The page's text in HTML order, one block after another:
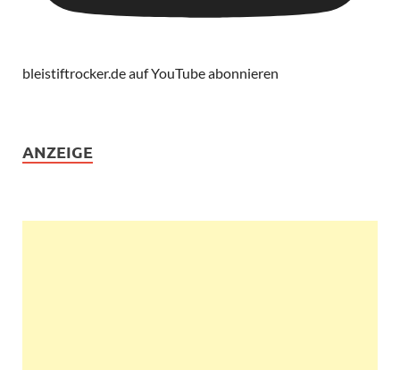
bleistiftrocker.de auf YouTube abonnieren
ANZEIGE